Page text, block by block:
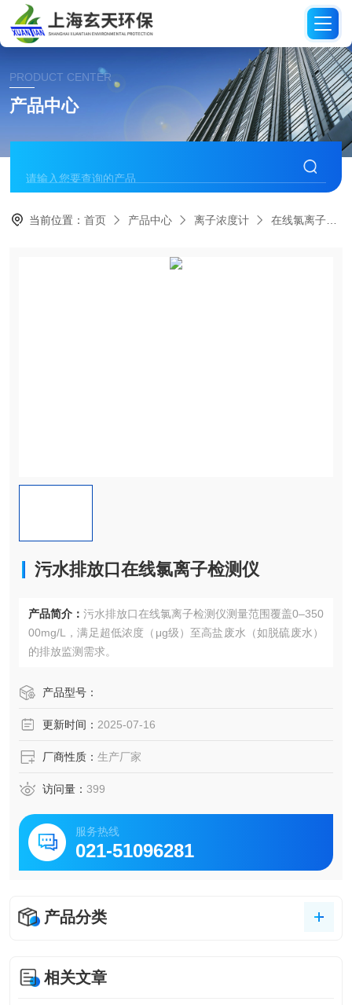
PRODUCT CENTER
产品中心
当前位置：首页 产品中心 离子浓度计 在线氯离子检测仪
污水排放口在线氯离子检测仪
产品简介： 污水排放口在线氯离子检测仪测量范围覆盖0–350
00mg/L，满足超低浓度（μg级）至高盐废水（如脱硫废水）
的排放监测需求。
产品型号：
更新时间： 2025-07-16
厂商性质： 生产厂家
访问量： 399
服务热线
021-51096281
产品分类
相关文章